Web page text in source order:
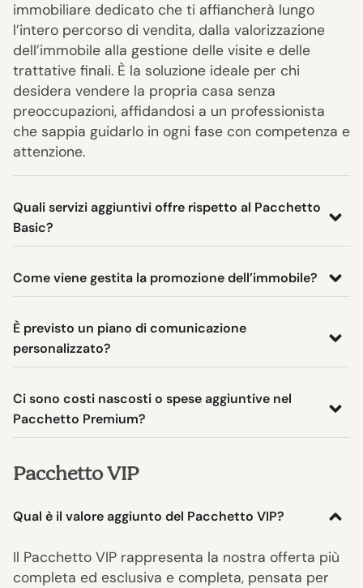
immobiliare dedicato che ti affiancherà lungo
l’intero percorso di vendita, dalla valorizzazione
dell’immobile alla gestione delle visite e delle
trattative finali. È la soluzione ideale per chi
desidera vendere la propria casa senza
preoccupazioni, affidandosi a un professionista
che sappia guidarlo in ogni fase con competenza e
attenzione.
Quali servizi aggiuntivi offre rispetto al Pacchetto
Basic?
Come viene gestita la promozione dell’immobile?
È previsto un piano di comunicazione
personalizzato?
Ci sono costi nascosti o spese aggiuntive nel
Pacchetto Premium?
Pacchetto VIP
Qual è il valore aggiunto del Pacchetto VIP?
Il Pacchetto VIP rappresenta la nostra offerta più
completa ed esclusiva e completa, pensata per